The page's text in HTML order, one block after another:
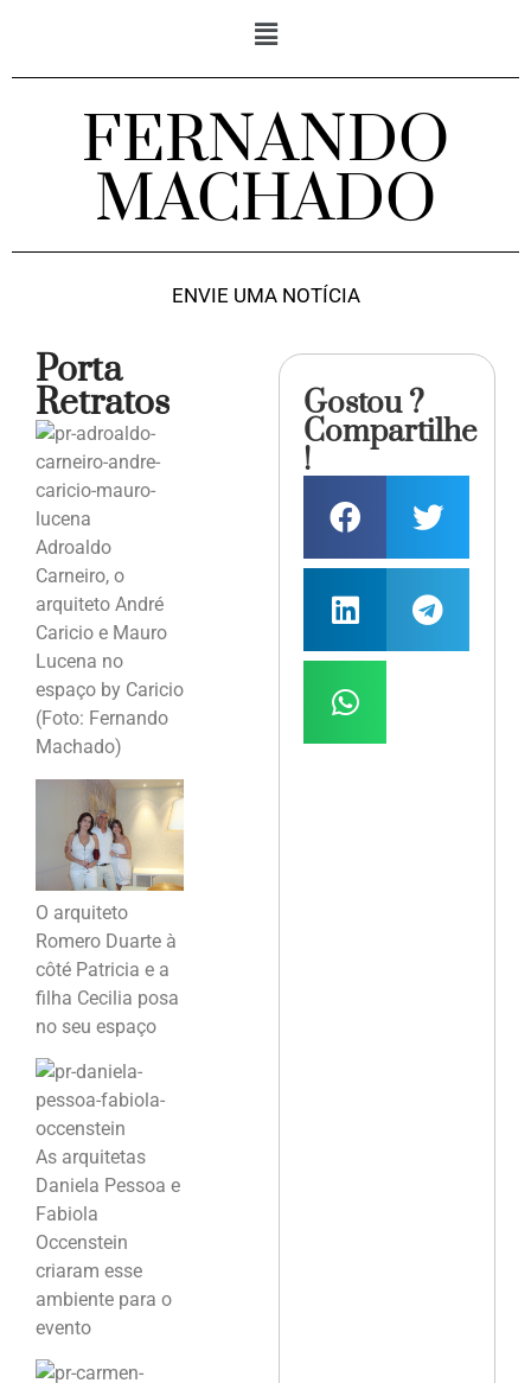
FERNANDO
MACHADO
ENVIE UMA NOTÍCIA
Porta
Retratos
Adroaldo
Carneiro, o
arquiteto André
Caricio e Mauro
Lucena no
espaço by Caricio
(Foto: Fernando
Machado)
O arquiteto
Romero Duarte à
côté Patricia e a
filha Cecilia posa
no seu espaço
As arquitetas
Daniela Pessoa e
Fabiola
Occenstein
criaram esse
ambiente para o
evento
Gostou ?
Compartilhe
!